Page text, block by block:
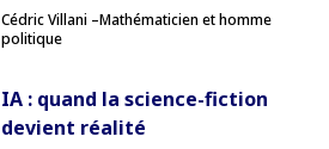
Cédric Villani –Mathématicien et homme
politique
IA : quand la science-fiction
devient réalité